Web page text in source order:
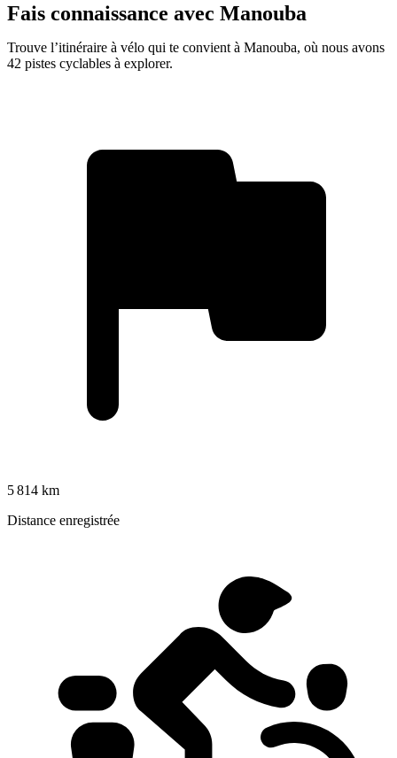
Fais connaissance avec Manouba
Trouve l’itinéraire à vélo qui te convient à Manouba, où nous avons
42 pistes cyclables à explorer.
5 814 km
Distance enregistrée